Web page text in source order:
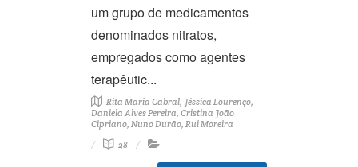
um grupo de medicamentos
denominados nitratos,
empregados como agentes
terapêutic...
Rita Maria Cabral, Jéssica Lourenço,
Daniela Alves Pereira, Cristina João
Cipriano, Nuno Durão, Rui Moreira
28